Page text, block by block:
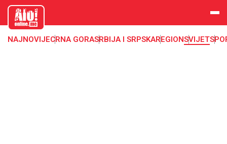
aloonline.
me
NAJNOVIJECRNA GORASRBIJA I SRPSKAREGIONSVIJET